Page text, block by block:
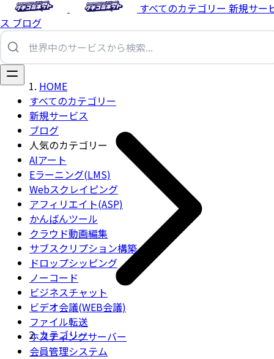
すべてのカテゴリー 新規サー
ス ブログ
すべてのカテゴリー
新規サービス
ブログ
人気のカテゴリー
AIアート
Eラーニング(LMS)
Webスクレイピング
アフィリエイト(ASP)
かんばんツール
クラウド動画編集
サブスクリプション構築
ドロップシッピング
ノーコード
ビジネスチャット
ビデオ会議(WEB会議)
ファイル転送
ホスティングサーバー
会員管理システム
HOME
カテゴリー